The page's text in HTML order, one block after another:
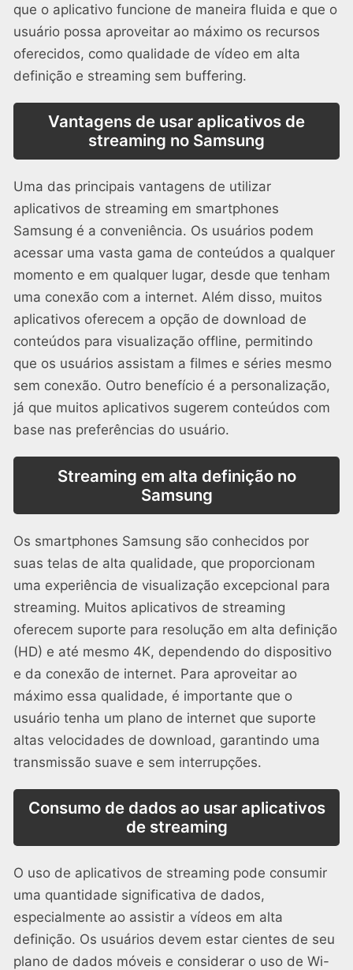
que o aplicativo funcione de maneira fluida e que o
usuário possa aproveitar ao máximo os recursos
oferecidos, como qualidade de vídeo em alta
definição e streaming sem buffering.
Vantagens de usar aplicativos de
streaming no Samsung
Uma das principais vantagens de utilizar
aplicativos de streaming em smartphones
Samsung é a conveniência. Os usuários podem
acessar uma vasta gama de conteúdos a qualquer
momento e em qualquer lugar, desde que tenham
uma conexão com a internet. Além disso, muitos
aplicativos oferecem a opção de download de
conteúdos para visualização offline, permitindo
que os usuários assistam a filmes e séries mesmo
sem conexão. Outro benefício é a personalização,
já que muitos aplicativos sugerem conteúdos com
base nas preferências do usuário.
Streaming em alta definição no
Samsung
Os smartphones Samsung são conhecidos por
suas telas de alta qualidade, que proporcionam
uma experiência de visualização excepcional para
streaming. Muitos aplicativos de streaming
oferecem suporte para resolução em alta definição
(HD) e até mesmo 4K, dependendo do dispositivo
e da conexão de internet. Para aproveitar ao
máximo essa qualidade, é importante que o
usuário tenha um plano de internet que suporte
altas velocidades de download, garantindo uma
transmissão suave e sem interrupções.
Consumo de dados ao usar aplicativos
de streaming
O uso de aplicativos de streaming pode consumir
uma quantidade significativa de dados,
especialmente ao assistir a vídeos em alta
definição. Os usuários devem estar cientes de seu
plano de dados móveis e considerar o uso de Wi-